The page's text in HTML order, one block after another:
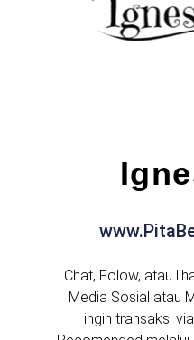
Chat, Folow, atau
Media Sosial atau
ingin transaksi